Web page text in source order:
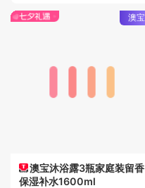
澳宝
澳宝沐浴露3瓶家庭装留香
保湿补水1600ml